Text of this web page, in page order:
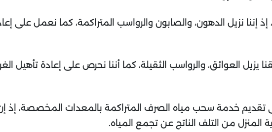
نزيل الدهون، والصابون والرواسب المتراكمة، كما نعمل على
العوائق، والرواسب الثقيلة، كما أننا نحرص على إعادة
خدمة سحب مياه الصرف المتراكمة بالمعدات المخصصة، إذ
من التلف الناتج عن تجمع المياه.